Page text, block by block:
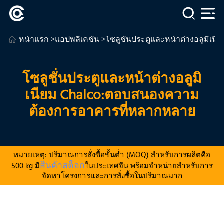
หน้าแรก>แอปพลิเคชัน>โซลูชั่นประตูและหน้าต่างอลูมิเนี
โซลูชั่นประตูและหน้าต่างอลูมิ
เนียม Chalco:ตอบสนองความ
ต้องการอาคารที่หลากหลาย
หมายเหตุ: ปริมาณการสั่งซื้อขั้นต่ำ (MOQ) สำหรับการผลิตคือ
500 kg มีสินค้าสต็อกในประเทศจีน พร้อมจำหน่ายสำหรับการ
จัดหาโครงการและการสั่งซื้อในปริมาณมาก